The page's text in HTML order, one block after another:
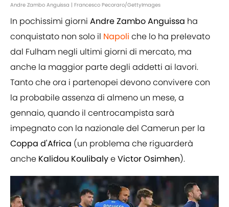
Andre Zambo Anguissa | Francesco Pecoraro/GettyImages
In pochissimi giorni AndreZamboAnguissa ha
conquistato non solo il Napoli che lo ha prelevato
dal Fulham negli ultimi giorni di mercato, ma
anche la maggior parte degli addetti ai lavori.
Tanto che ora i partenopei devono convivere con
la probabile assenza di almeno un mese, a
gennaio, quando il centrocampista sarà
impegnato con la nazionale del Camerun per la
Coppa d'Africa (un problema che riguarderà
anche Kalidou KoulibalyeVictorOsimhen).